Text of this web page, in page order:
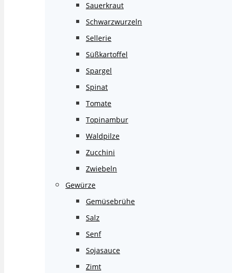
Sauerkraut
Schwarzwurzeln
Sellerie
Süßkartoffel
Spargel
Spinat
Tomate
Topinambur
Waldpilze
Zucchini
Zwiebeln
Gewürze
Gemüsebrühe
Salz
Senf
Sojasauce
Zimt